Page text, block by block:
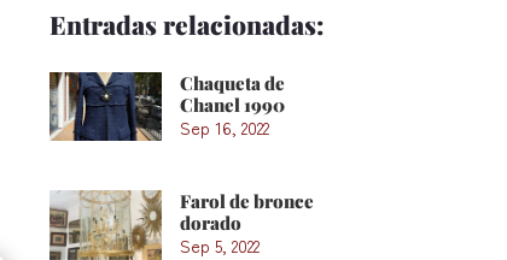
Entradas relacionadas:
Chaqueta de
Chanel 1990
Sep 16, 2022
Farol de bronce
dorado
Sep 5, 2022